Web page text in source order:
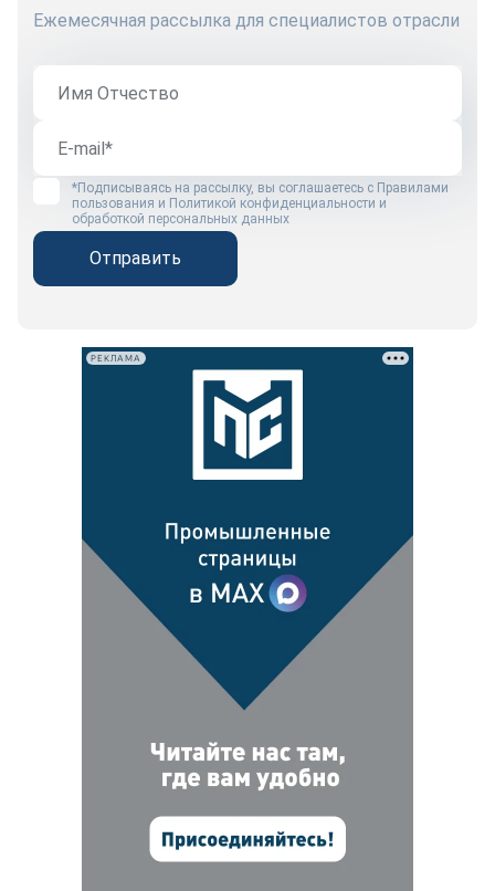
Ежемесячная рассылка для специалистов отрасли
*Подписываясь на рассылку, вы соглашаетесь с Правилами
пользования и Политикой конфиденциальности и
обработкой персональных данных
Отправить
РЕКЛАМА